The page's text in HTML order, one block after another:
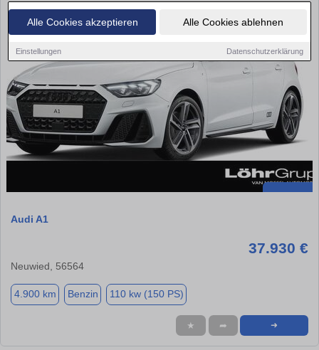
Alle Cookies akzeptieren Alle Cookies ablehnen
Einstellungen Datenschutzerklärung
Audi A1
37.930 €
Neuwied, 56564
4.900 km Benzin 110 kw (150 PS)
★ ➦ ➜